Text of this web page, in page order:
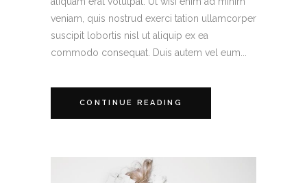
veniam, quis nostrud exerci tation ullamcorper
suscipit lobortis nisl ut aliquip ex ea
commodo consequat. Duis autem vel eum...
CONTINUE READING